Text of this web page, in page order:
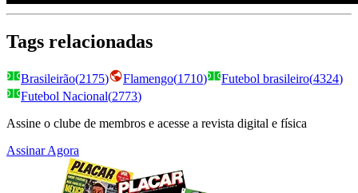
Tags relacionadas
Brasileirão(2175) Flamengo(1710) Futebol brasileiro(4324)
Futebol Nacional(2773)
Assine o clube de membros e acesse a revista digital e física
Assinar Agora